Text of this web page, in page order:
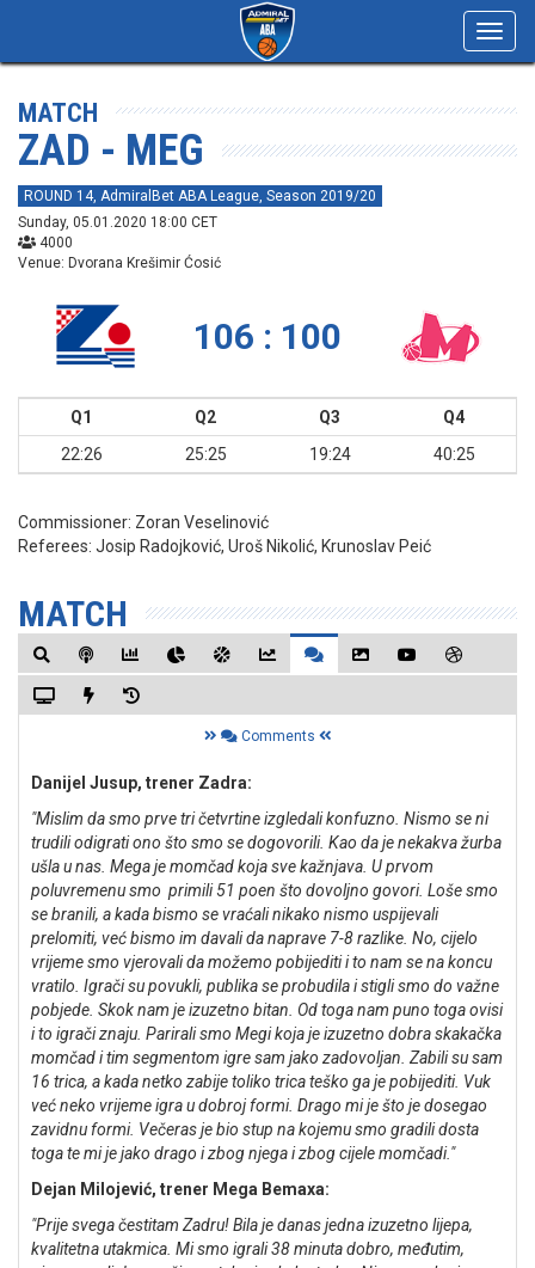
MATCH
ZAD - MEG
ROUND 14, AdmiralBet ABA League, Season 2019/20
Sunday, 05.01.2020 18:00 CET
4000
Venue: Dvorana Krešimir Ćosić
106 : 100
Q1 Q2 Q3
Q4
22:26
25:25 19:24 40:25
Commissioner: Zoran Veselinović
Referees: Josip Radojković, Uroš Nikolić, Krunoslav Peić
MATCH
Comments
Danijel Jusup, trener Zadra:
"Mislim da smo prve tri četvrtine izgledali konfuzno. Nismo se ni
trudili odigrati ono što smo se dogovorili. Kao da je nekakva žurba
ušla u nas. Mega je momčad koja sve kažnjava. U prvom
poluvremenu smo primili 51 poen što dovoljno govori. Loše smo
se branili, a kada bismo se vraćali nikako nismo uspijevali
prelomiti, već bismo im davali da naprave 7-8 razlike. No, cijelo
vrijeme smo vjerovali da možemo pobijediti i to nam se na koncu
vratilo. Igrači su povukli, publika se probudila i stigli smo do važne
pobjede. Skok nam je izuzetno bitan. Od toga nam puno toga ovisi
i to igrači znaju. Parirali smo Megi koja je izuzetno dobra skakačka
momčad i tim segmentom igre sam jako zadovoljan. Zabili su sam
16 trica, a kada netko zabije toliko trica teško ga je pobijediti. Vuk
već neko vrijeme igra u dobroj formi. Drago mi je što je dosegao
zavidnu formi. Večeras je bio stup na kojemu smo gradili dosta
toga te mi je jako drago i zbog njega i zbog cijele momčadi."
Dejan Milojević, trener Mega Bemaxa:
"Prije svega čestitam Zadru! Bila je danas jedna izuzetno lijepa,
kvalitetna utakmica. Mi smo igrali 38 minuta dobro, međutim,